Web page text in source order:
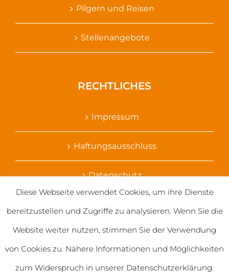
Pilgern und Reisen
Stellenangebote
RECHTLICHES
Impressum
Haftungsausschluss
Datenschutz
Diese Webseite verwendet Cookies, um ihre Dienste
bereitzustellen und Zugriffe zu analysieren. Wenn Sie die
Website weiter nutzen, stimmen Sie der Verwendung
von Cookies zu. Nähere Informationen und Möglichkeiten
zum Widerspruch in unserer Datenschutzerklärung.